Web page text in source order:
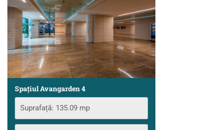
Spațiul Avangarden 4
Suprafață: 135.09 mp